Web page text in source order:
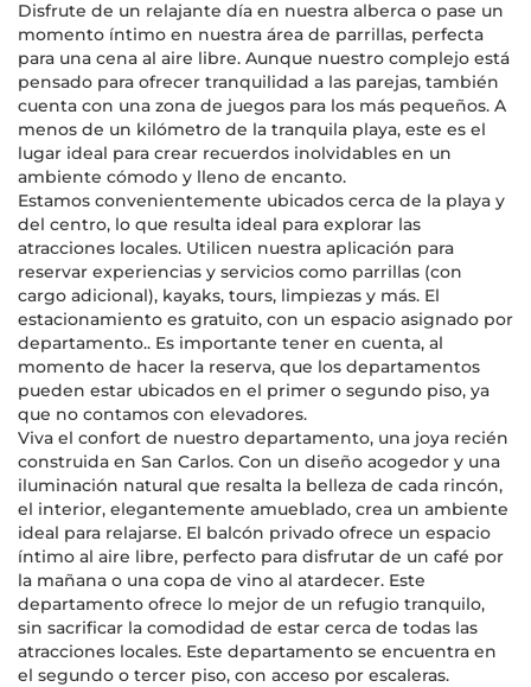
Disfrute de un relajante día en nuestra alberca o pase un
momento íntimo en nuestra área de parrillas, perfecta
para una cena al aire libre. Aunque nuestro complejo está
pensado para ofrecer tranquilidad a las parejas, también
cuenta con una zona de juegos para los más pequeños. A
menos de un kilómetro de la tranquila playa, este es el
lugar ideal para crear recuerdos inolvidables en un
ambiente cómodo y lleno de encanto.
Estamos convenientemente ubicados cerca de la playa y
del centro, lo que resulta ideal para explorar las
atracciones locales. Utilicen nuestra aplicación para
reservar experiencias y servicios como parrillas (con
cargo adicional), kayaks, tours, limpiezas y más. El
estacionamiento es gratuito, con un espacio asignado por
departamento.. Es importante tener en cuenta, al
momento de hacer la reserva, que los departamentos
pueden estar ubicados en el primer o segundo piso, ya
que no contamos con elevadores.
Viva el confort de nuestro departamento, una joya recién
construida en San Carlos. Con un diseño acogedor y una
iluminación natural que resalta la belleza de cada rincón,
el interior, elegantemente amueblado, crea un ambiente
ideal para relajarse. El balcón privado ofrece un espacio
íntimo al aire libre, perfecto para disfrutar de un café por
la mañana o una copa de vino al atardecer. Este
departamento ofrece lo mejor de un refugio tranquilo,
sin sacrificar la comodidad de estar cerca de todas las
atracciones locales. Este departamento se encuentra en
el segundo o tercer piso, con acceso por escaleras.